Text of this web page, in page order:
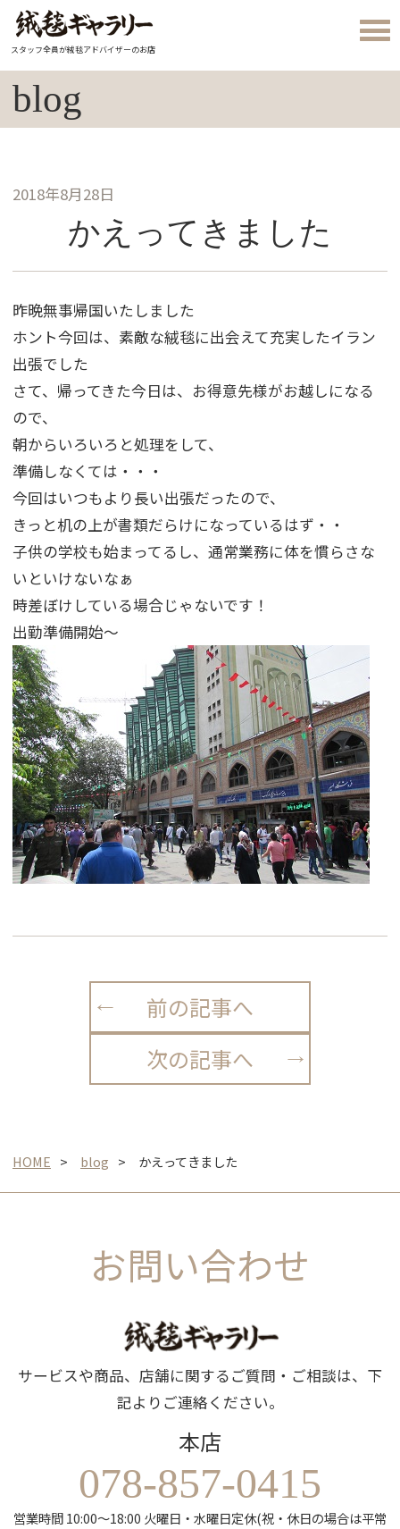
スタッフ全員が絨毯アドバイザーのお店
blog
2018年8月28日
かえってきました
昨晩無事帰国いたしました
ホント今回は、素敵な絨毯に出会えて充実したイラン
出張でした
さて、帰ってきた今日は、お得意先様がお越しになる
ので、
朝からいろいろと処理をして、
準備しなくては・・・
今回はいつもより長い出張だったので、
きっと机の上が書類だらけになっているはず・・
子供の学校も始まってるし、通常業務に体を慣らさな
いといけないなぁ
時差ぼけしている場合じゃないです！
出勤準備開始～
前の記事へ
次の記事へ
HOME blog かえってきました
お問い合わせ
サービスや商品、店舗に関するご質問・ご相談は、下
記よりご連絡ください。
本店
078-857-0415
営業時間 10:00～18:00 火曜日・水曜日定休(祝・休日の場合は平常